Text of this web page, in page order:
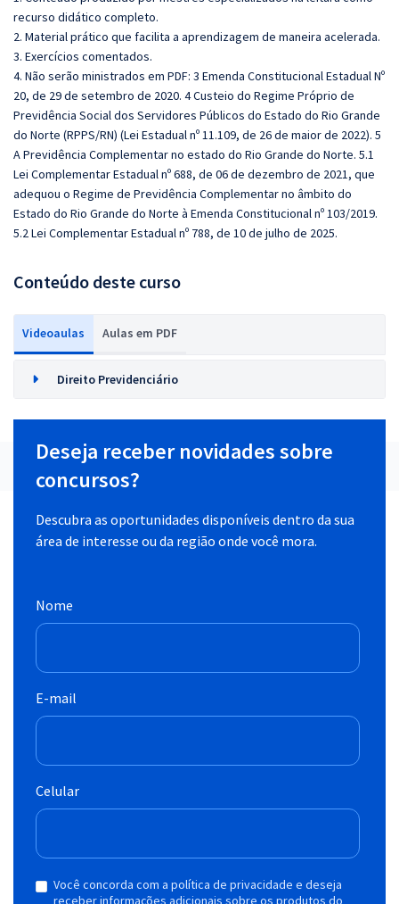
recurso didático completo.
2. Material prático que facilita a aprendizagem de maneira acelerada.
3. Exercícios comentados.
4. Não serão ministrados em PDF: 3 Emenda Constitucional Estadual Nº
20, de 29 de setembro de 2020. 4 Custeio do Regime Próprio de
Previdência Social dos Servidores Públicos do Estado do Rio Grande
do Norte (RPPS/RN) (Lei Estadual nº 11.109, de 26 de maior de 2022). 5
A Previdência Complementar no estado do Rio Grande do Norte. 5.1
Lei Complementar Estadual nº 688, de 06 de dezembro de 2021, que
adequou o Regime de Previdência Complementar no âmbito do
Estado do Rio Grande do Norte à Emenda Constitucional nº 103/2019.
5.2 Lei Complementar Estadual nº 788, de 10 de julho de 2025.
Conteúdo deste curso
Videoaulas Aulas em PDF
Direito Previdenciário
Deseja receber novidades sobre
concursos?
Descubra as oportunidades disponíveis dentro da sua
área de interesse ou da região onde você mora.
Nome
E-mail
Celular
Você concorda com a política de privacidade e deseja
receber informações adicionais sobre os produtos do